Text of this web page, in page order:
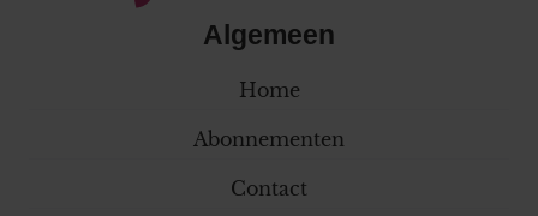
Algemeen
Home
Abonnementen
Contact